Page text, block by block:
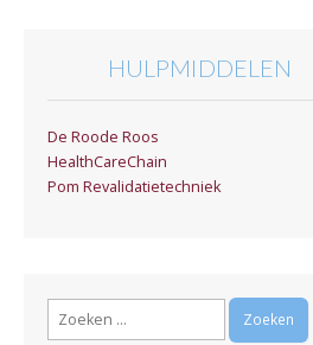
HULPMIDDELEN
De Roode Roos
HealthCareChain
Pom Revalidatietechniek
Zoeken